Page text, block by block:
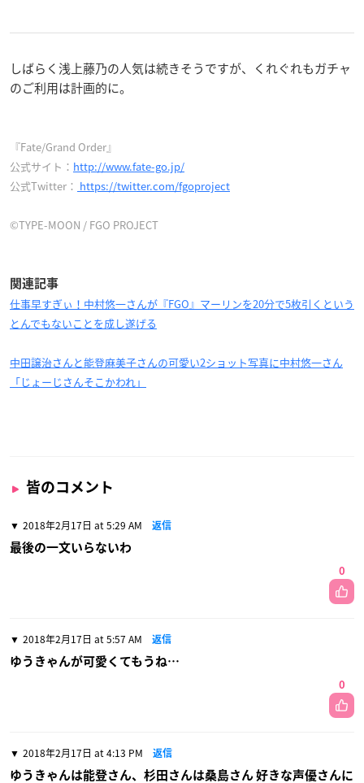
しばらく浅上藤乃の人気は続きそうですが、くれぐれもガチャ
のご利用は計画的に。
『Fate/Grand Order』
公式サイト： http://www.fate-go.jp/
公式Twitter： https://twitter.com/fgoproject
©TYPE-MOON / FGO PROJECT
関連記事
仕事早すぎぃ！中村悠一さんが『FGO』マーリンを20分で5枚引くという
とんでもないことを成し遂げる
中田譲治さんと能登麻美子さんの可愛い2ショット写真に中村悠一さん
「じょーじさんそこかわれ」
皆のコメント
2018年2月17日 at 5:29 AM 返信
最後の一文いらないわ
0
2018年2月17日 at 5:57 AM 返信
ゆうきゃんが可愛くてもうね…
0
2018年2月17日 at 4:13 PM 返信
ゆうきゃんは能登さん、杉田さんは桑島さん 好きな声優さんに